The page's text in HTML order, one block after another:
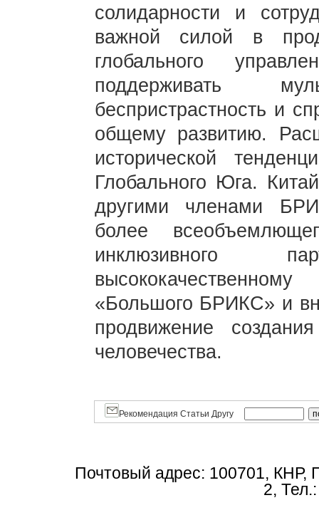
солидарности и
важной силой в
глобального
поддерживать
беспристрастность и
общему развитию.
исторической
Глобального Юга.
другими членами
более
инклюзивного
«Большого БРИКС» и
продвижение
человечества.
Рекомендация Статьи Другу
Почтовый адрес: 100701, КНР,
2,